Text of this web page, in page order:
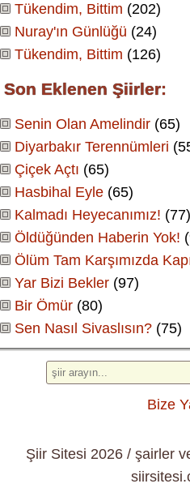
Tükendim, Bittim (202)
Nuray'ın Günlüğü (24)
Tükendim, Bittim (126)
Son Eklenen Şiirler:
Senin Olan Amelindir (65)
Diyarbakır Terennümleri
Çiçek Açtı (65)
Hasbihal Eyle (65)
Kalmadı Heyecanımız! (77)
Öldüğünden Haberin Yok!
Ölüm Tam Karşımızda
Yar Bizi Bekler (97)
Bir Ömür (80)
Sen Nasıl Sivaslısın? (75)
Bize
Şiir Sitesi 2026 / şairler